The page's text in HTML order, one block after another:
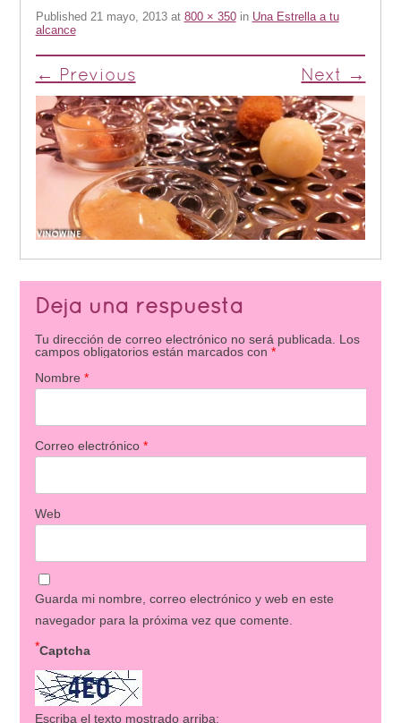
Published 21 mayo, 2013at 800 × 350in Una Estrella a tu
alcance
← Previous Next →
Deja una respuesta
Tu dirección de correo electrónico no será publicada.
Los
campos obligatorios están marcados con *
Nombre *
Correo electrónico *
Web
Guarda mi nombre, correo electrónico y web en este
navegador para la próxima vez que comente.
Captcha
*
Escriba el texto mostrado arriba: